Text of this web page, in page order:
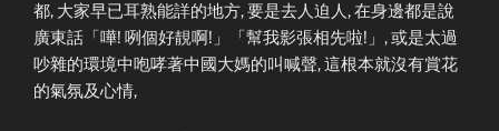
都, 大家早已耳熟能詳的地方, 要是去人迫人, 在身邊都是說
廣東話「嘩! 咧個好靚啊!」「幫我影張相先啦!」, 或是太過
吵雜的環境中咆哮著中國大媽的叫喊聲, 這根本就沒有賞花
的氣氛及心情,